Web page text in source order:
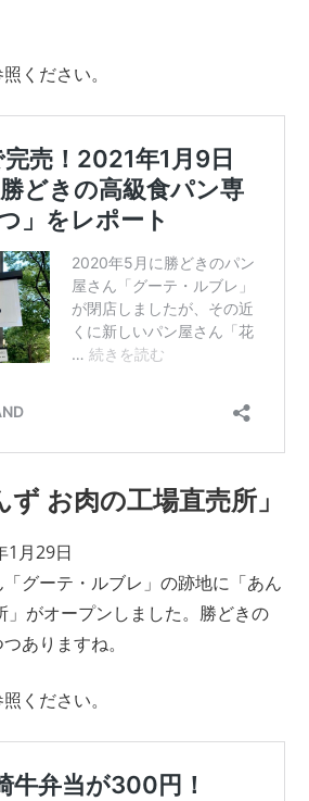
ください。
ず お肉の工場直売所」
1月29日
グーテ・ルブレ」の跡地に「あん
」がオープンしました。勝どきの
ありますね。
ください。